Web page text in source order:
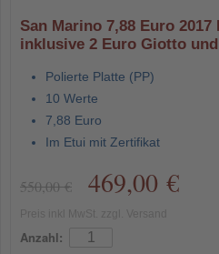
San Marino 7,88 Euro
inklusive 2 Euro Giotto
Polierte Platte (PP)
10 Werte
7,88 Euro
Im Etui mit Zertifikat
550,00 € 469,00 €
Anzahl: